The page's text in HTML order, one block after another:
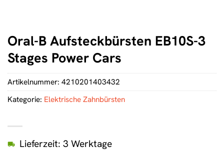
Oral-B Aufsteckbürsten EB10S-3
Stages Power Cars
Lieferzeit: 3 Werktage
Artikelnummer: 4210201403432
Kategorie: Elektrische Zahnbürsten